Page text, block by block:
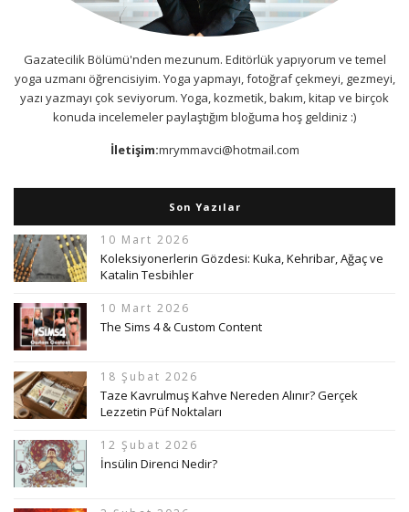
Gazatecilik Bölümü'nden mezunum. Editörlük yapıyorum ve temel
yoga uzmanı öğrencisiyim. Yoga yapmayı, fotoğraf çekmeyi, gezmeyi,
yazı yazmayı çok seviyorum. Yoga, kozmetik, bakım, kitap ve birçok
konuda incelemeler paylaştığım bloğuma hoş geldiniz :)
İletişim:mrymmavci@hotmail.com
Son Yazılar
10 Mart 2026
Koleksiyonerlerin Gözdesi: Kuka, Kehribar, Ağaç ve
Katalin Tesbihler
10 Mart 2026
The Sims 4 & Custom Content
18 Şubat 2026
Taze Kavrulmuş Kahve Nereden Alınır? Gerçek
Lezzetin Püf Noktaları
12 Şubat 2026
İnsülin Direnci Nedir?